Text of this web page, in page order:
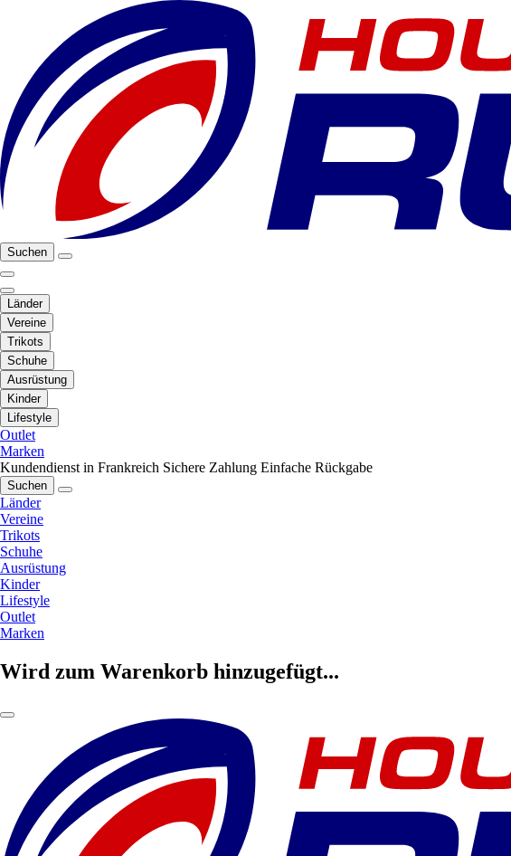
Suchen
Länder
Vereine
Trikots
Schuhe
Ausrüstung
Kinder
Lifestyle
Outlet
Marken
Kundendienst in Frankreich Sichere Zahlung Einfache Rückgabe
Suchen
Länder
Vereine
Trikots
Schuhe
Ausrüstung
Kinder
Lifestyle
Outlet
Marken
Wird zum Warenkorb hinzugefügt...